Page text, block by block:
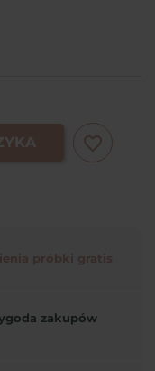
favorite_border
próbki gratis
zakupów